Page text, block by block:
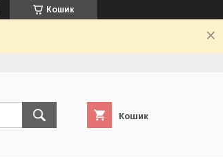
Кошик
Кошик